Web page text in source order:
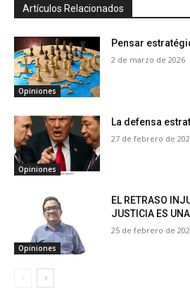
Artículos Relacionados
Opiniones
Pensar
2 de marzo de 2026
Opiniones
La defensa
27 de febrero de
Opiniones
EL RETRASO
JUSTICIA ES
25 de febrero de